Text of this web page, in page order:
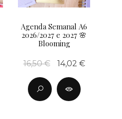
Agenda Semanal A6
2026/2027 e 2027 🌸
Blooming
16,50 € 14,02 €